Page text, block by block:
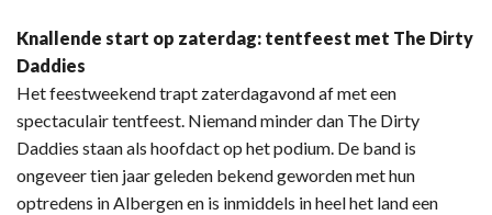
Knallende start op zaterdag: tentfeest met The Dirty
Daddies
Het feestweekend trapt zaterdagavond af met een
spectaculair tentfeest. Niemand minder dan The Dirty
Daddies staan als hoofdact op het podium. De band is
ongeveer tien jaar geleden bekend geworden met hun
optredens in Albergen en is inmiddels in heel het land een